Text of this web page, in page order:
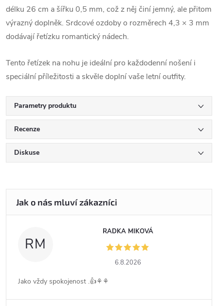
délku 26 cm a šířku 0,5 mm, což z něj činí jemný, ale přitom
výrazný doplněk. Srdcové ozdoby o rozměrech 4,3 × 3 mm
dodávají řetízku romantický nádech.
Tento řetízek na nohu je ideální pro každodenní nošení i
speciální příležitosti a skvěle doplní vaše letní outfity.
Parametry produktu
Recenze
Diskuse
RM
RADKA MIKOVÁ
6.8.2026
Jako vždy spokojenost .👍⚘️⚘️